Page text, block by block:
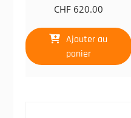
CHF620.00
Ajouter au
panier